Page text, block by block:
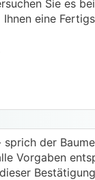
Sie es
eine
der
Vorgaben